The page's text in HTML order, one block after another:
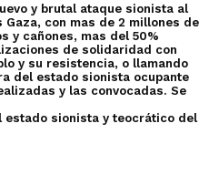
y brutal ataque sionista al
con mas de 2 millones de
y cañones, mas del 50%
de solidaridad con
y su resistencia, o llamando
del estado sionista ocupante
y las convocadas. Se
estado sionista y teocrático del